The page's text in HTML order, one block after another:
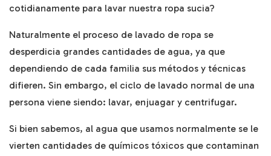
cotidianamente para lavar nuestra ropa sucia?
Naturalmente el proceso de lavado de ropa se
desperdicia grandes cantidades de agua, ya que
dependiendo de cada familia sus métodos y técnicas
difieren. Sin embargo, el ciclo de lavado normal de una
persona viene siendo: lavar, enjuagar y centrifugar.
Si bien sabemos, al agua que usamos normalmente se le
vierten cantidades de químicos tóxicos que contaminan